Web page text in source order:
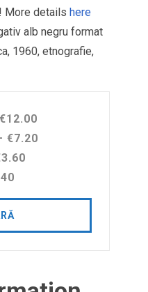
More details here
alb negru format
1960, etnografie,
€12.00
€7.20